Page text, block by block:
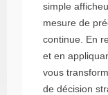
simple
mesure de
continue. En
et en
vous
de décision